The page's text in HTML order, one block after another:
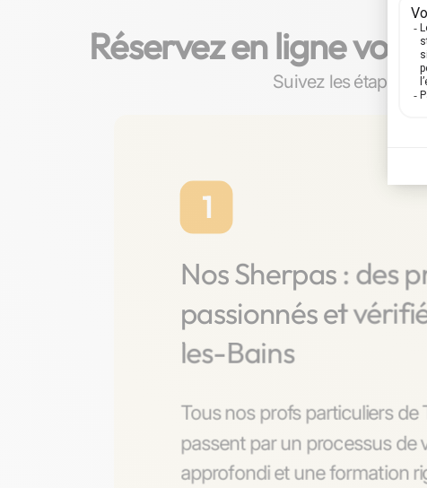
Réservez en ligne
Suivez les étapes
1
Nos Sherpas : des
passionnés et
les-Bains
Tous nos profs particuliers
passent par un processus de
approfondi et une formation